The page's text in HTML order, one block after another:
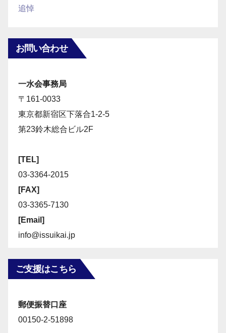
追悼
お問い合わせ
一水会事務局
〒161-0033
東京都新宿区下落合1-2-5
第23鈴木総合ビル2F
[TEL]
03-3364-2015
[FAX]
03-3365-7130
[Email]
info@issuikai.jp
ご支援はこちら
郵便振替口座
00150-2-51898